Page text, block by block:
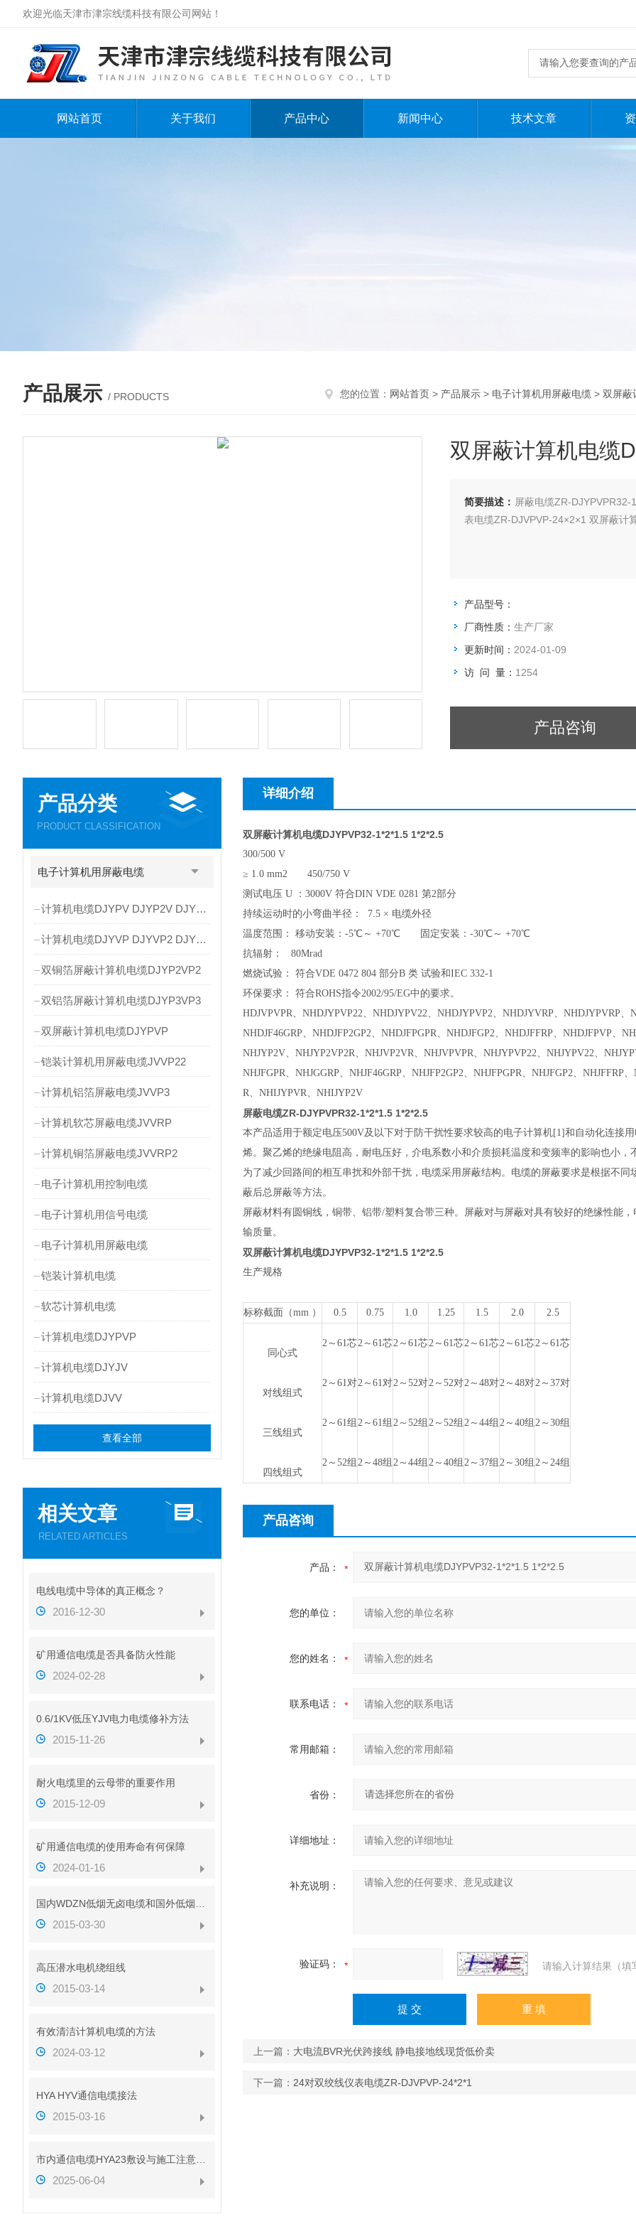
欢迎光临天津市津宗线缆科技有限公司网站！
网站首页 关于我们 产品中心 新闻中心 技术文章
产品展示 / PRODUCTS 您的位置： 网站首页 > 产品展示 > 电子计算机用屏蔽电缆 > 双屏蔽
双屏蔽计算机电缆
简要描述： 屏蔽电缆ZR-
表电缆ZR-DJVPVP-24×2×1 双屏蔽计
产品型号：
厂商性质： 生产厂家
更新时间： 2024-01-09
访 问 量： 1254
产品咨询
产品分类
PRODUCT CLASSIFICATION
电子计算机用屏蔽电缆
计算机电缆DJYPV DJYP2V DJYP3V
计算机电缆DJYVP DJYVP2 DJYVP3
双铜箔屏蔽计算机电缆DJYP2VP2
双铝箔屏蔽计算机电缆DJYP3VP3
双屏蔽计算机电缆DJYPVP
铠装计算机用屏蔽电缆JVVP22
计算机铝箔屏蔽电缆JVVP3
计算机软芯屏蔽电缆JVVRP
计算机铜箔屏蔽电缆JVVRP2
电子计算机用控制电缆
电子计算机用信号电缆
电子计算机用屏蔽电缆
铠装计算机电缆
软芯计算机电缆
计算机电缆DJYPVP
计算机电缆DJYJV
计算机电缆DJVV
查看全部
相关文章
RELATED ARTICLES
电线电缆中导体的真正概念？
2016-12-30
矿用通信电缆是否具备防火性能
2024-02-28
0.6/1KV低压YJV电力电缆修补方法
2015-11-26
耐火电缆里的云母带的重要作用
2015-12-09
矿用通信电缆的使用寿命有何保障
2024-01-16
2015-03-30
高压潜水电机绕组线
2015-03-14
有效清洁计算机电缆的方法
2024-03-12
HYA HYV通信电缆接法
2015-03-16
2025-06-04
详细介绍
双屏蔽计算机电缆DJYPVP32-1*2*1.5 1*2*2.5
300/500 V
≥ 1.0 mm2 450/750 V
测试电压 U ：3000V 符合DIN VDE 0281 第2部分
持续运动时的小弯曲半径： 7.5 × 电缆外径
温度范围： 移动安装：-5℃ ～ +70℃ 固定安装：-30℃ ～ +70℃
抗辐射： 80Mrad
燃烧试验： 符合VDE 0472 804 部分B 类 试验和IEC 332-1
环保要求： 符合ROHS指令2002/95/EG中的要求。
HDJVPVPR、NHDJYPVP22、NHDJYPV22、NHDJYPVP2、NHDJYVRP、NHDJYPVRP、
NHDJF46GRP、NHDJFP2GP2、NHDJFPGPR、NHDJFGP2、NHDJFFRP、NHDJFPVP、
NHJYP2V、NHJYP2VP2R、NHJVP2VR、NHJVPVPR、NHJYPVP22、NHJYPV22、
NHJFGPR、NHJGGRP、NHJF46GRP、NHJFP2GP2、NHJFPGPR、NHJFGP2、
R、NHIJYPVR、NHIJYP2V
屏蔽电缆ZR-DJYPVPR32-1*2*1.5 1*2*2.5
本产品适用于额定电压500V及以下对于防干扰性要求较高的电子计算机[1]和自动化连接
烯。聚乙烯的绝缘电阻高，耐电压好，介电系数小和介质损耗温度和变频率的影响也
为了减少回路间的相互串扰和外部干扰，电缆采用屏蔽结构。电缆的屏蔽要求是根据不
蔽后总屏蔽等方法。
屏蔽材料有圆铜线，铜带、铝带/塑料复合带三种。屏蔽对与屏蔽对具有较好的绝缘性能
输质量。
双屏蔽计算机电缆DJYPVP32-1*2*1.5 1*2*2.5
生产规格
标称截面（mm ） 0.5 0.75 1.0 1.25 1.5 2.0 2.5
同心式
对线组式
三线组式
四线组式
2～61芯
2～61对
2～61组
2～52组
2～61芯
2～61对
2～61组
2～48组
2～61芯
2～52对
2～52组
2～44组
2～61芯
2～52对
2～52组
2～40组
2～61芯
2～48对
2～44组
2～37组
2～61芯
2～48对
2～40组
2～30组
2～61芯
2～37对
2～30组
2～24组
产品咨询
产品：
您的单位：
您的姓名：
联系电话：
常用邮箱：
省份：
详细地址：
补充说明：
验证码： 请输入计算结果（填
上一篇： 大电流BVR光伏跨接线 静电接地线现货低价卖
下一篇： 24对双绞线仪表电缆ZR-DJVPVP-24*2*1